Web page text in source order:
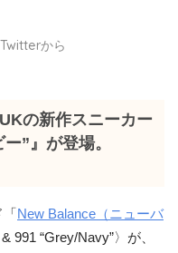
から
の新作スニーカー
”』が登場。
New Balance（ニューバ
991 “Grey/Navy”〉が、